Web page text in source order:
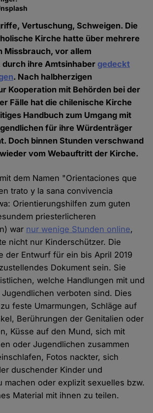
Vertuschung, Schweigen. Die
Kirche hatte über mehrere
Missbrauch, vor allem
durch ihre Amtsinhabergedeckt
. Nach halbherzigen
Kooperation mit Behörden bei der
Fälle hat die chilenische Kirche
Handbuch zum Umgang mit
für ihre Würdenträger
Doch binnen Stunden verschwand
vom Webauftritt der Kirche.
dem Namen "Orientaciones que
trato y la sana convivencia
Orientierungshilfen zum guten
priesterlicheren
war nur wenige Stunden online,
nicht nur Kinderschützer. Die
der Entwurf für ein bis April 2019
Dokument sein. Sie
welche Handlungen mit und
verboten sind. Dies
feste Umarmungen, Schläge auf
Berührungen der Genitalien oder
Küsse auf den Mund, sich mit
oder Jugendlichen zusammen
Fotos nackter, sich
duschender Kinder und
machen oder explizit sexuelles bzw.
Material mit ihnen zu teilen.